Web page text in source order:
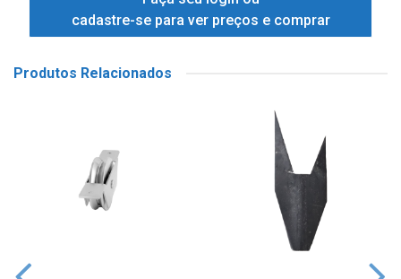
cadastre-se para ver preços e comprar
Produtos Relacionados